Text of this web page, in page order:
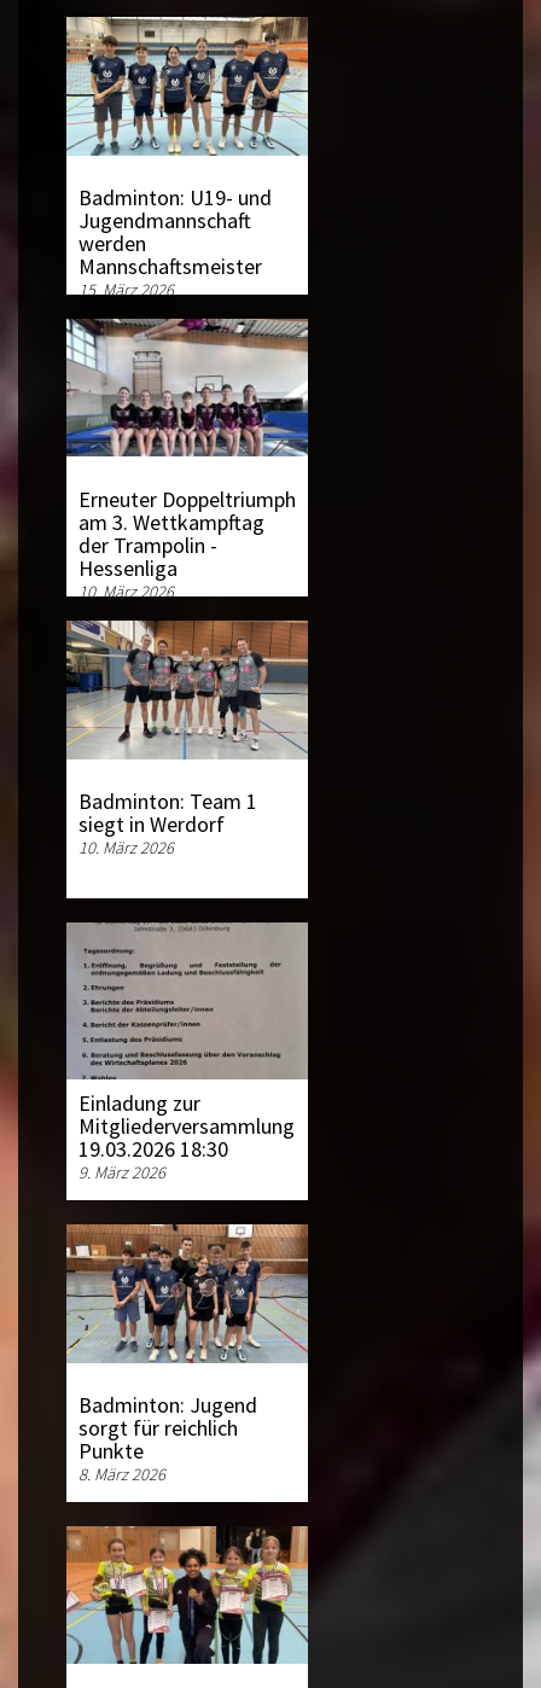
Badminton: U19- und
Jugendmannschaft
werden
Mannschaftsmeister
15. März 2026
Erneuter Doppeltriumph
am 3. Wettkampftag
der Trampolin -
Hessenliga
10. März 2026
Badminton: Team 1
siegt in Werdorf
10. März 2026
Einladung zur
Mitgliederversammlung
19.03.2026 18:30
9. März 2026
Badminton: Jugend
sorgt für reichlich
Punkte
8. März 2026